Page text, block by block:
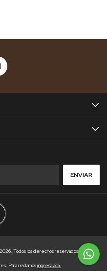
Todos los derechos reservados.
Para reclamosingresá acá.